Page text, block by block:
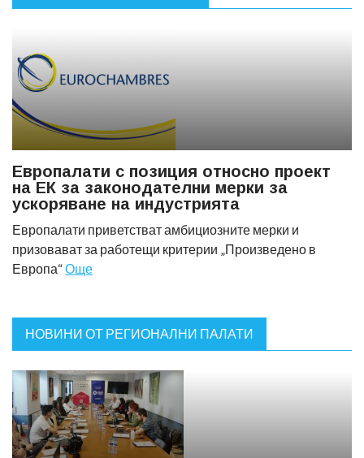
Европалати с позиция относно проект
на ЕК за законодателни мерки за
ускоряване на индустрията
Европалати приветстват амбициозните мерки и
призовават за работещи критерии „Произведено в
Европа“Още
НОВИНИ ОТ РЕГИОНАЛНИ ПАЛАТИ